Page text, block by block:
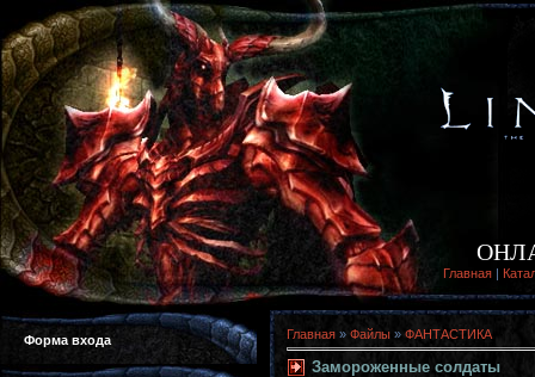
Главная |
Форма входа Главная » Файлы » ФАНТАСТИКА
Замороженные солдаты